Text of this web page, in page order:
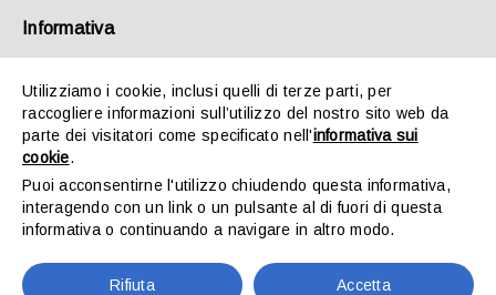
Salta
Vai a...
Informativa
Utilizziamo i cookie, inclusi quelli di terze parti, per
raccogliere informazioni sull’utilizzo del nostro sito web da
parte dei visitatori come specificato nell'informativa sui
cookie.
Puoi acconsentirne l'utilizzo chiudendo questa informativa,
interagendo con un link o un pulsante al di fuori di questa
informativa o continuando a navigare in altro modo.
Rifiuta Accetta